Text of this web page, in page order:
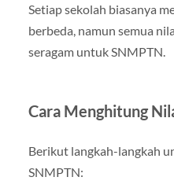
Setiap sekolah biasanya
berbeda, namun semua
seragam untuk SNMPTN.
Cara Menghitung
Berikut langkah-langkah
SNMPTN: